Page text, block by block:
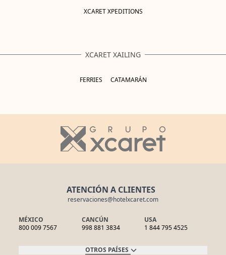
XCARET XPEDITIONS
XCARET XAILING
FERRIES CATAMARÁN
ATENCIÓN A CLIENTES
reservaciones@hotelxcaret.com
MÉXICO
800 009 7567
CANCÚN
998 881 3834
USA
1 844 795 4525
OTROS PAÍSES